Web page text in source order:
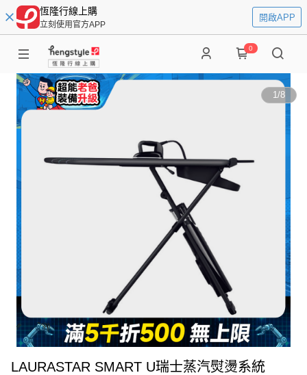
恆隆行線上購
立刻使用官方APP
開啟APP
0
1/8
LAURASTAR SMART U瑞士蒸汽熨燙系統